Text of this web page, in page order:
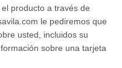
producto a través de
le pediremos que
usted, incluidos su
sobre una tarjeta